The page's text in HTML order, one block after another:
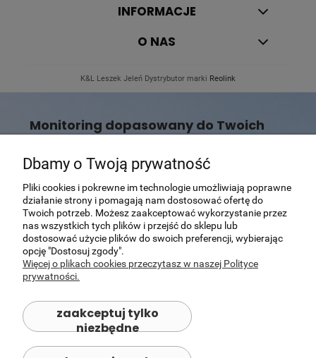
INFORMACJE
O NAS
K&L Leszek Jeleń Dystrybutor marki Reolink
Monitoring dopasowany do Twoich
Nie wiesz, która kamera Reolink będzie najlepszym
wyborem?
Pomożemy dobrać rozwiązanie dopasowane do Twojego
domu, posesji lub firmy.
Skontaktuj się z nami
Dbamy o Twoją prywatność
Pliki cookies i pokrewne im technologie umożliwiają poprawne
działanie strony i pomagają nam dostosować ofertę do
Twoich potrzeb. Możesz zaakceptować wykorzystanie przez
nas wszystkich tych plików i przejść do sklepu lub
dostosować użycie plików do swoich preferencji, wybierając
opcję "Dostosuj zgody".
Więcej o plikach cookies przeczytasz w naszej Polityce
prywatności.
zaakceptuj tylko
niezbędne